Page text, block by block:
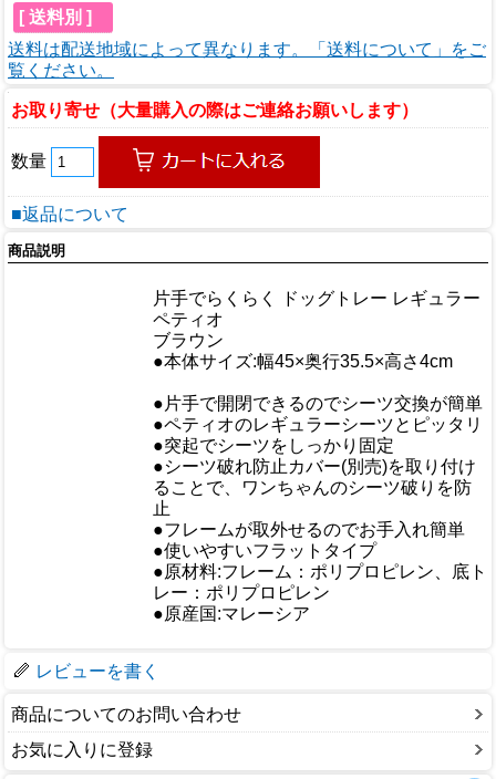
[ 送料別 ]
送料は配送地域によって異なります。「送料について」をご
覧ください。
お取り寄せ（大量購入の際はご連絡お願いします）
数量
■返品について
商品説明
片手でらくらく ドッグトレー レギュラー
ペティオ
ブラウン
●本体サイズ:幅45×奥行35.5×高さ4cm
●片手で開閉できるのでシーツ交換が簡単
●ペティオのレギュラーシーツとピッタリ
●突起でシーツをしっかり固定
●シーツ破れ防止カバー(別売)を取り付け
ることで、ワンちゃんのシーツ破りを防
止
●フレームが取外せるのでお手入れ簡単
●使いやすいフラットタイプ
●原材料:フレーム：ポリプロピレン、底ト
レー：ポリプロピレン
●原産国:マレーシア
レビューを書く
商品についてのお問い合わせ
お気に入りに登録